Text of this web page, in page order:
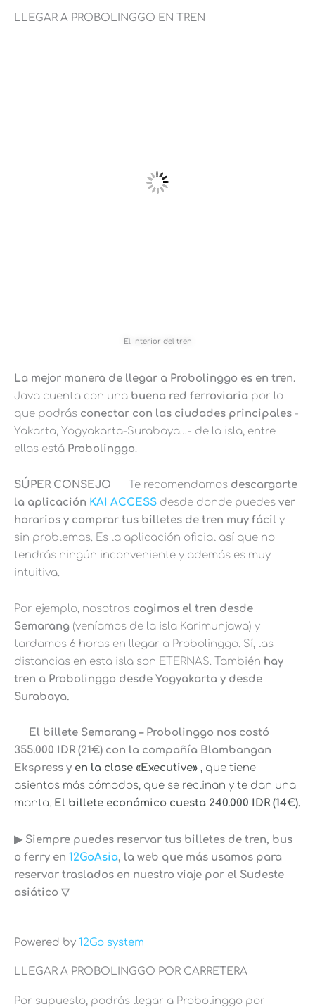
LLEGAR A PROBOLINGGO EN TREN
El interior del tren
La mejor manera de llegar a Probolinggo es en tren.
Java cuenta con una buena red ferroviaria por lo
que podrás conectar con las ciudades principales -
Yakarta, Yogyakarta-Surabaya…- de la isla, entre
ellas está Probolinggo.
SÚPER CONSEJO Te recomendamos descargarte
la aplicación KAI ACCESS desde donde puedes ver
horarios y comprar tus billetes de tren muy fácil y
sin problemas. Es la aplicación oficial así que no
tendrás ningún inconveniente y además es muy
intuitiva.
Por ejemplo, nosotros cogimos el tren desde
Semarang (veníamos de la isla Karimunjawa) y
tardamos 6 horas en llegar a Probolinggo. Sí, las
distancias en esta isla son ETERNAS. También hay
tren a Probolinggo desde Yogyakarta y desde
Surabaya.
El billete Semarang – Probolinggo nos costó
355.000 IDR (21€) con la compañía Blambangan
Ekspress y en la clase «Executive» , que tiene
asientos más cómodos, que se reclinan y te dan una
manta. El billete económico cuesta 240.000 IDR (14€).
▶︎ Siempre puedes reservar tus billetes de tren, bus
o ferry en 12GoAsia, la web que más usamos para
reservar traslados en nuestro viaje por el Sudeste
asiático ▽
Powered by 12Go system
LLEGAR A PROBOLINGGO POR CARRETERA
Por supuesto, podrás llegar a Probolinggo por